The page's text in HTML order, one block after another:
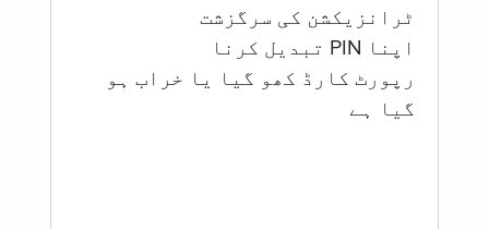
ٹرانزیکشن کی سرگزشت
اپنا PIN تبدیل کرنا
رپورٹ کارڈ کھو گیا یا خراب ہو
گيا ہے